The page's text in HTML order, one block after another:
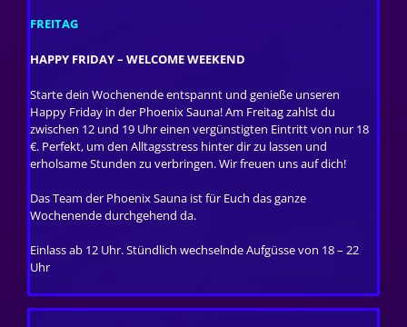
FREITAG
HAPPY FRIDAY – WELCOME WEEKEND
Starte dein Wochenende entspannt und genieße unseren
Happy Friday in der Phoenix Sauna! Am Freitag zahlst du
zwischen 12 und 19 Uhr einen vergünstigten Eintritt von nur 18
€. Perfekt, um den Alltagsstress hinter dir zu lassen und
erholsame Stunden zu verbringen. Wir freuen uns auf dich!
Das Team der Phoenix Sauna ist für Euch das ganze
Wochenende durchgehend da.
Einlass ab 12 Uhr. Stündlich wechselnde Aufgüsse von 18 – 22
Uhr